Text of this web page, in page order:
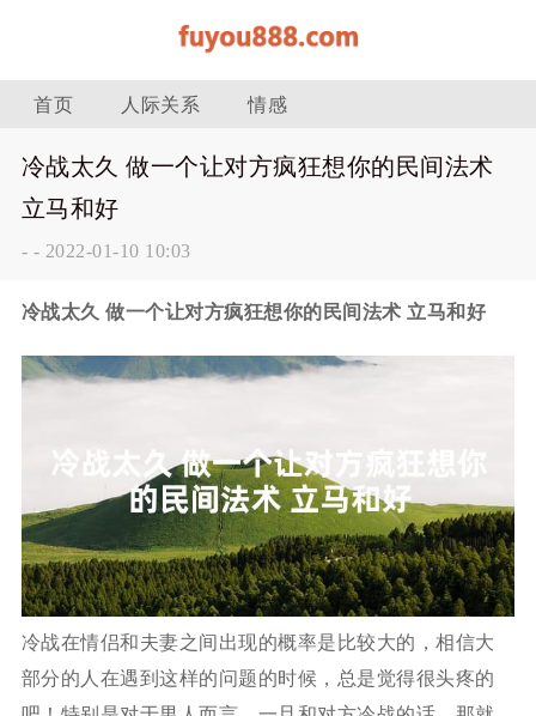
首页 人际关系 情感
冷战太久 做一个让对方疯狂想你的民间法术
立马和好
- - 2022-01-10 10:03
冷战太久 做一个让对方疯狂想你的民间法术 立马和好
冷战在情侣和夫妻之间出现的概率是比较大的，相信大
部分的人在遇到这样的问题的时候，总是觉得很头疼的